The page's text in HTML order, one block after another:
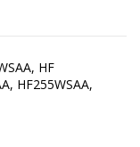
HF
HF255WSAA,